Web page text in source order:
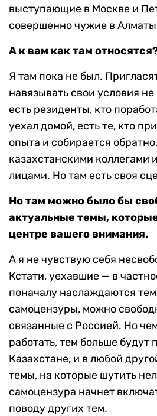
выступающие в Москве и
совершенно чужие в
А к вам как там
Я там пока не был.
навязывать свои условия
есть резиденты, кто
уехал домой, есть те, кто
опыта и собирается
казахстанскими коллегами
лицами. Но там есть своя
Но там можно было бы
актуальные темы,
центре вашего внимания.
А я не чувствую себя
Кстати, уехавшие — в
поначалу наслаждаются
самоцензуры, можно
связанные с Россией. Но
работать, тем больше будут
Казахстане, и в любой
темы, на которые шутить
самоцензура начнет
поводу других тем.